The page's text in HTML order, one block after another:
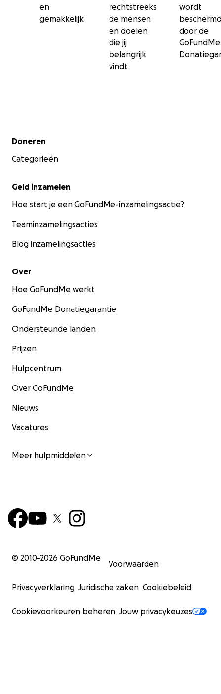
en
gemakkelijk
rechtstreeks
de mensen
en doelen
die jij
belangrijk
vindt
wordt
beschermd
door de
GoFundMe
Secundair menu
Doneren
Categorieën
Geld inzamelen
Hoe start je een GoFundMe-inzamelingsactie?
Teaminzamelingsacties
Blog inzamelingsacties
Over
Hoe GoFundMe werkt
GoFundMe Donatiegarantie
Ondersteunde landen
Prijzen
Hulpcentrum
Over GoFundMe
Nieuws
Vacatures
Meer hulpmiddelen
© 2010-2026 GoFundMe
Voorwaarden
Privacyverklaring Juridische zaken Cookiebeleid
Cookievoorkeuren beheren Jouw privacykeuzes